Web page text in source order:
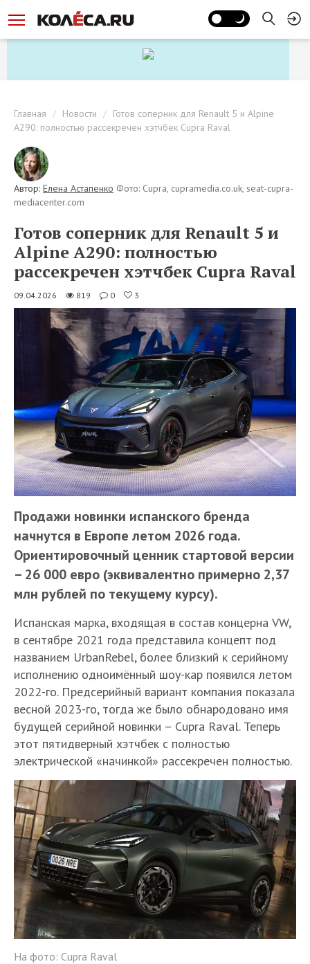
Главная Новости
Готов соперник для Renault 5 и Alpine
A290: полностью рассекречен хэтчбек Cupra Raval
Автор: Елена Астапенко Фото: Cupra, cupramedia.co.uk, seat-cupra-
mediacenter.com
Готов соперник для Renault 5 и
Alpine A290: полностью
рассекречен хэтчбек Cupra Raval
09.04.2026 819 0 3
Продажи новинки испанского бренда
начнутся в Европе летом 2026 года.
Ориентировочный ценник стартовой версии
– 26 000 евро (эквивалентно примерно 2,37
млн рублей по текущему курсу).
Испанская марка, входящая в состав концерна VW,
в сентябре 2021 года представила концепт под
названием UrbanRebel, более близкий к серийному
исполнению одноимённый шоу-кар появился летом
2022-го. Предсерийный вариант компания показала
весной 2023-го, тогда же было обнародовано имя
будущей серийной новинки – Cupra Raval. Теперь
этот пятидверный хэтчбек с полностью
электрической «начинкой» рассекречен полностью.
На фото: Cupra Raval